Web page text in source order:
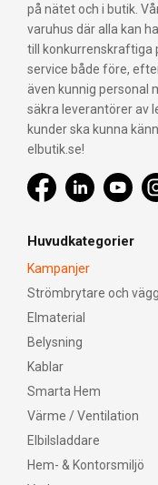
på nätet och i butik.
varuhus där alla kan
till konkurrenskraftiga
service både före,
även kunnig personal
säkra leverantörer av
kunder ska kunna
elbutik.se!
Huvudkategorier
Kampanjer
Strömbrytare och
Elmaterial
Belysning
Kablar
Smarta Hem
Värme / Ventilation
Elbilsladdare
Hem- & Kontorsmiljö